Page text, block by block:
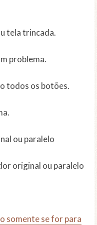
tela trincada.
problema.
todos os botões.
ou paralelo
original ou paralelo
somente se for para